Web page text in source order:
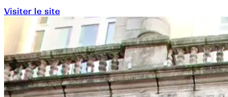
Visiter le site